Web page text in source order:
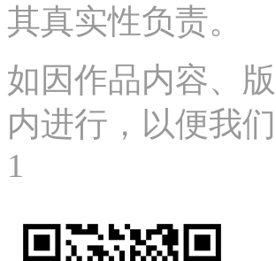
其真实性负责。
如因作品内容、
内进行，以便我
1